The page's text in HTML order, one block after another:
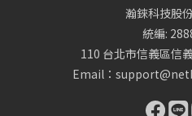
瀚錸科技股
統編:
110 台北市信義區信
Email：